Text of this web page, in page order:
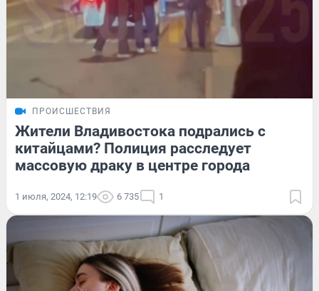
ПРОИСШЕСТВИЯ
Жители Владивостока подрались с
китайцами? Полиция расследует
массовую драку в центре города
1 июля, 2024, 12:19 6 735 1